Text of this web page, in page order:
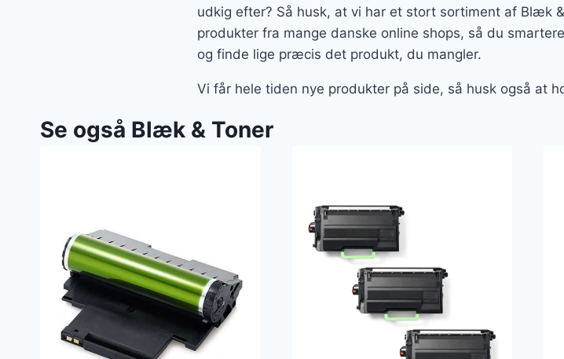
udkig efter? Så husk, at vi har et stort sortiment af Blæk
produkter fra mange danske online shops, så du
og finde lige præcis det produkt, du mangler.
Vi får hele tiden nye produkter på side, så husk også at
Se også Blæk & Toner